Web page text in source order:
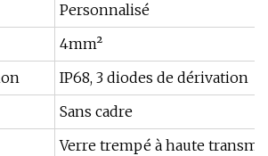
Personnalisé
4mm²
IP68, 3 diodes de dérivation
Sans cadre
Verre trempé à haute